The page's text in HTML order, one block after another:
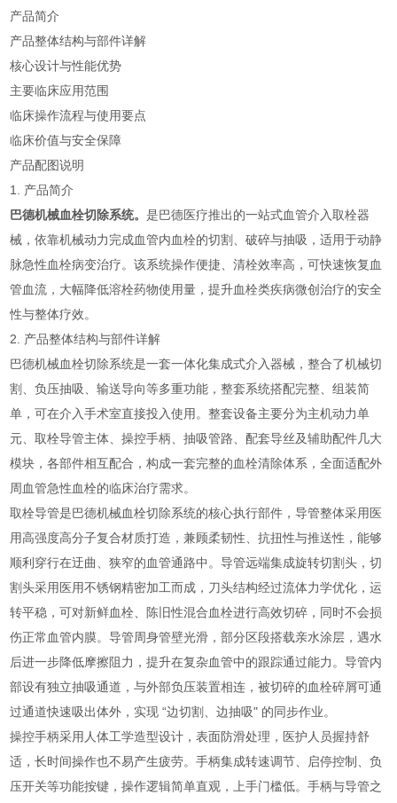
产品简介
产品整体结构与部件详解
核心设计与性能优势
主要临床应用范围
临床操作流程与使用要点
临床价值与安全保障
产品配图说明
1. 产品简介
巴德机械血栓切除系统。是巴德医疗推出的一站式血管介入取栓器
械，依靠机械动力完成血管内血栓的切割、破碎与抽吸，适用于动静
脉急性血栓病变治疗。该系统操作便捷、清栓效率高，可快速恢复血
管血流，大幅降低溶栓药物使用量，提升血栓类疾病微创治疗的安全
性与整体疗效。
2. 产品整体结构与部件详解
巴德机械血栓切除系统是一套一体化集成式介入器械，整合了机械切
割、负压抽吸、输送导向等多重功能，整套系统搭配完整、组装简
单，可在介入手术室直接投入使用。整套设备主要分为主机动力单
元、取栓导管主体、操控手柄、抽吸管路、配套导丝及辅助配件几大
模块，各部件相互配合，构成一套完整的血栓清除体系，全面适配外
周血管急性血栓的临床治疗需求。
取栓导管是巴德机械血栓切除系统的核心执行部件，导管整体采用医
用高强度高分子复合材质打造，兼顾柔韧性、抗扭性与推送性，能够
顺利穿行在迂曲、狭窄的血管通路中。导管远端集成旋转切割头，切
割头采用医用不锈钢精密加工而成，刀头结构经过流体力学优化，运
转平稳，可对新鲜血栓、陈旧性混合血栓进行高效切碎，同时不会损
伤正常血管内膜。导管周身管壁光滑，部分区段搭载亲水涂层，遇水
后进一步降低摩擦阻力，提升在复杂血管中的跟踪通过能力。导管内
部设有独立抽吸通道，与外部负压装置相连，被切碎的血栓碎屑可通
过通道快速吸出体外，实现 “边切割、边抽吸" 的同步作业。
操控手柄采用人体工学造型设计，表面防滑处理，医护人员握持舒
适，长时间操作也不易产生疲劳。手柄集成转速调节、启停控制、负
压开关等功能按键，操作逻辑简单直观，上手门槛低。手柄与导管之